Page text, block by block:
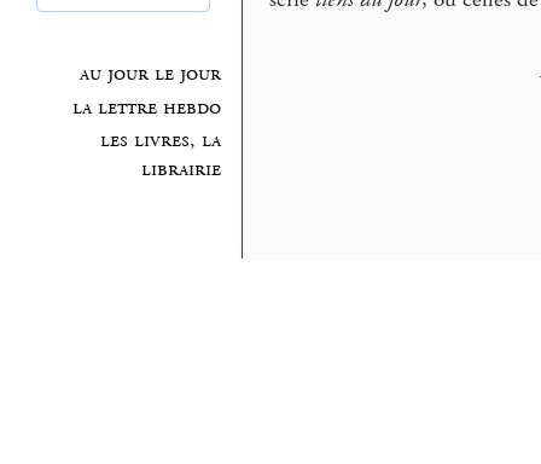
au jour le jour
la lettre hebdo
les livres, la
librairie